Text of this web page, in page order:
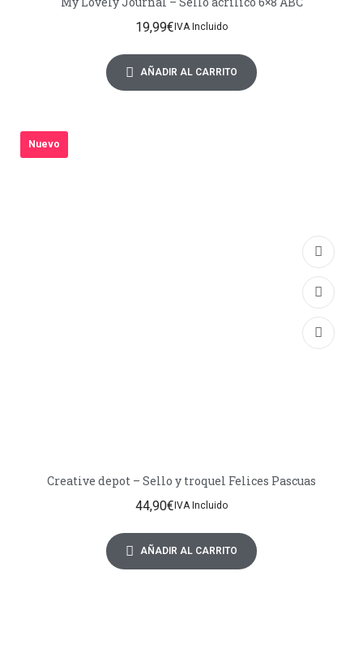
19,99€ IVA Incluido
AÑADIR AL CARRITO
Nuevo
Creative depot – Sello y troquel Felices Pascuas
44,90€ IVA Incluido
AÑADIR AL CARRITO